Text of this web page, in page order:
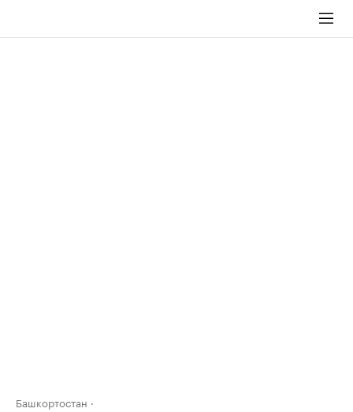
Башкортостан